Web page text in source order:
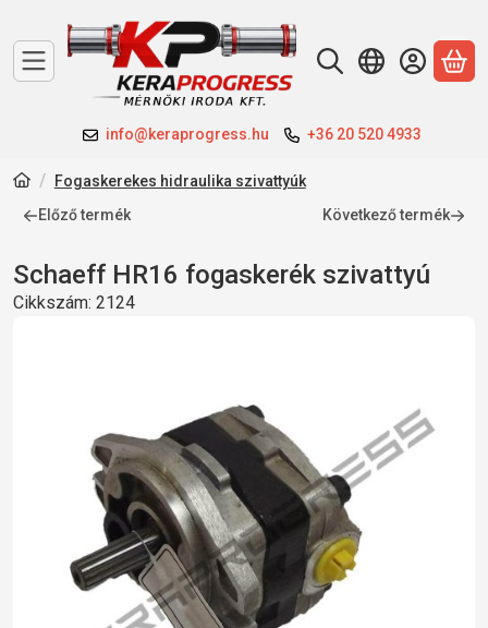
info@keraprogress.hu +36 20 520 4933
A
Fogaskerekes hidraulika szivattyúk
Előző termék
Következő termék
Schaeff HR16 fogaskerék szivattyú
Cikkszám: 2124